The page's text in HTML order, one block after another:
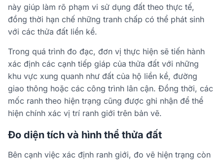
này giúp làm rõ phạm vi sử dụng đất theo thực tế,
đồng thời hạn chế những tranh chấp có thể phát sinh
với các thửa đất liền kề.
Trong quá trình đo đạc, đơn vị thực hiện sẽ tiến hành
xác định các cạnh tiếp giáp của thửa đất với những
khu vực xung quanh như đất của hộ liền kề, đường
giao thông hoặc các công trình lân cận. Đồng thời, các
mốc ranh theo hiện trạng cũng được ghi nhận để thể
hiện chính xác vị trí ranh giới trên bản vẽ.
Đo diện tích và hình thể thửa đất
Bên cạnh việc xác định ranh giới, đo vẽ hiện trạng còn